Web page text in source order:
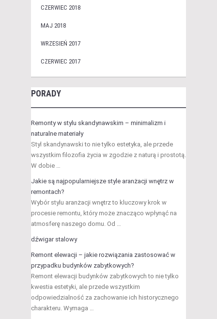
CZERWIEC 2018
MAJ 2018
WRZESIEŃ 2017
CZERWIEC 2017
PORADY
Remonty w stylu skandynawskim – minimalizm i
naturalne materiały
Styl skandynawski to nie tylko estetyka, ale przede
wszystkim filozofia życia w zgodzie z naturą i prostotą.
W dobie …
Jakie są najpopularniejsze style aranżacji wnętrz w
remontach?
Wybór stylu aranżacji wnętrz to kluczowy krok w
procesie remontu, który może znacząco wpłynąć na
atmosferę naszego domu. Od …
dźwigar stalowy
Remont elewacji – jakie rozwiązania zastosować w
przypadku budynków zabytkowych?
Remont elewacji budynków zabytkowych to nie tylko
kwestia estetyki, ale przede wszystkim
odpowiedzialność za zachowanie ich historycznego
charakteru. Wymaga …